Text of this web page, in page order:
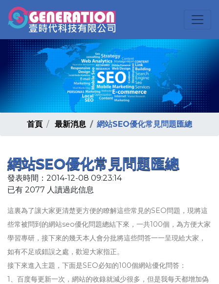
首頁 最新消息 網站SEO優化常見問題匯總
網站SEO優化常見問題匯總
發表時間：2014-12-08 09:23:14
已有 2077 人讀過此信息
這裏為了讓大家更清楚更方便的瞭解這些常見的SEO問題，現將這
些常被問到的網站seo優化問題總結下來，一共100個，為方便大家
學習專研，接下來的幾天本人會分批將這些問答一一呈現給大家，
如有不足或錯誤之處，歡迎大家指正。
接下來進入主題，下面是SEO必知的100個網站優化問答：
1、百度每更新一次，網站的收錄就減少很多，但是我每天都增加偽